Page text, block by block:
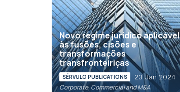
Novo regime jurídico aplicável
às fusões, cisões e
transformações
transfronteiriças
SÉRVULO PUBLICATIONS 23 Jan 2024
Corporate, Commercial and M&A